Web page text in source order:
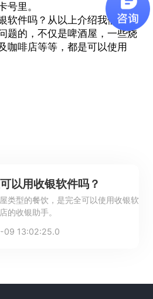
号里。
软件吗？ 从以上介绍我们可以
题的，不仅是啤酒屋，一些烧
咖啡店等等，都是可以使用
以用收银软件吗？
类型的餐饮，是完全可以使用收银软
的收银助手。
09 13:02:25.0